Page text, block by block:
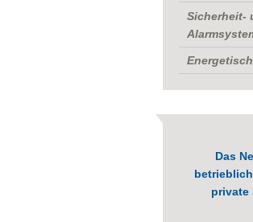
Sicherheit-
Das
private